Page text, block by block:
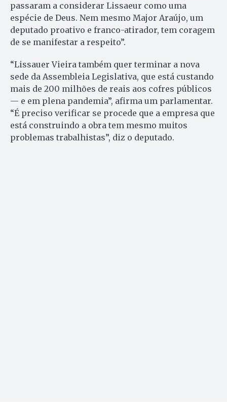
passaram a considerar Lissaeur como uma
espécie de Deus. Nem mesmo Major Araújo, um
deputado proativo e franco-atirador, tem coragem
de se manifestar a respeito”.
“Lissauer Vieira também quer terminar a nova
sede da Assembleia Legislativa, que está custando
mais de 200 milhões de reais aos cofres públicos
— e em plena pandemia”, afirma um parlamentar.
“É preciso verificar se procede que a empresa que
está construindo a obra tem mesmo muitos
problemas trabalhistas”, diz o deputado.